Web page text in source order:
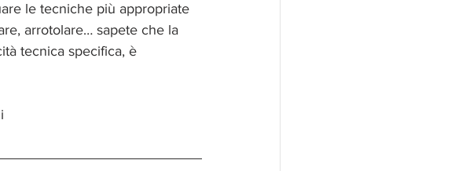
le tecniche più appropriate
arrotolare… sapete che la
tecnica specifica, è